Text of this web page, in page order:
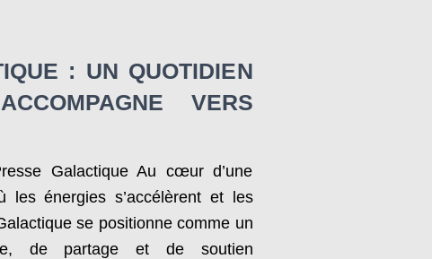
: UN QUOTIDIEN
VERS
Galactique Au cœur d’une
les énergies s’accélèrent et les
se positionne comme un
de partage et de soutien